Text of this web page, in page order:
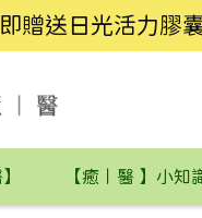
贈送日光活力膠
【癒丨醫 】小知